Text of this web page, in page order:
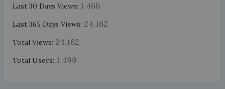
Last 30 Days Views: 1.468
Last 365 Days Views: 24.162
Total Views: 24.162
Total Users: 1.499